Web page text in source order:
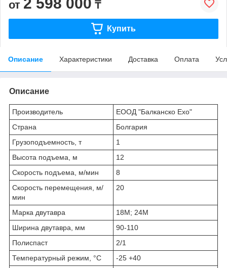
от ₸
Купить
Описание Характеристики Доставка Оплата
Описание
Производитель
ЕООД "Балканско Ехо"
Страна
Болгария
Грузоподъемность, т
1
Высота подъема, м
12
Скорость подъема, м/мин
8
Скорость перемещения, м/
мин
20
Марка двутавра
18М; 24М
Ширина двутавра, мм
90-110
Полиспаст
2/1
Температурный режим, °С
-25 +40